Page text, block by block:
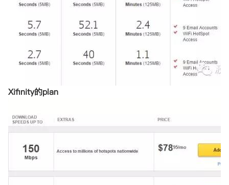
Xifinity的plan